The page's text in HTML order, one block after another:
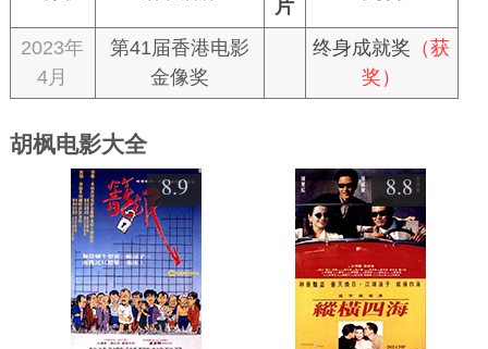
片
2023年
4月
第41届香港电影
金像奖
终身成就奖 （获
奖）
胡枫电影大全
8.9 8.8